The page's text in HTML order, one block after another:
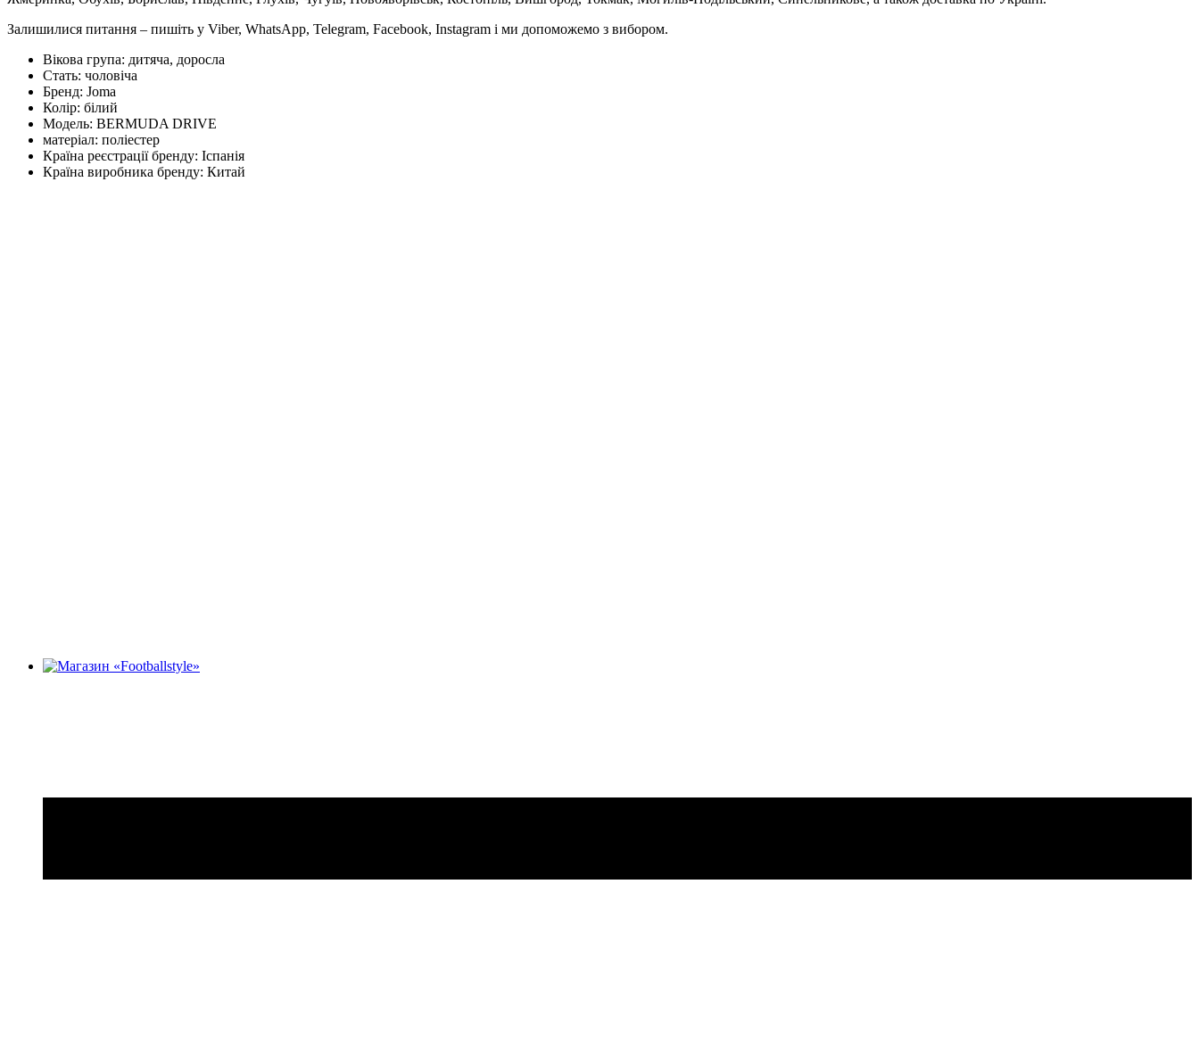
Залишилися питання – пишіть у Viber, WhatsApp, Telegram, Facebook, Instagram і ми допоможемо з вибором.
Вікова група: дитяча, доросла
Стать: чоловіча
Бренд: Joma
Колір: білий
Модель: BERMUDA DRIVE
матеріал: поліестер
Країна реєстрації бренду: Іспанія
Країна виробника бренду: Китай